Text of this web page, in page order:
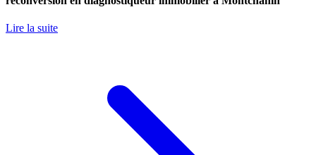
Lire la suite